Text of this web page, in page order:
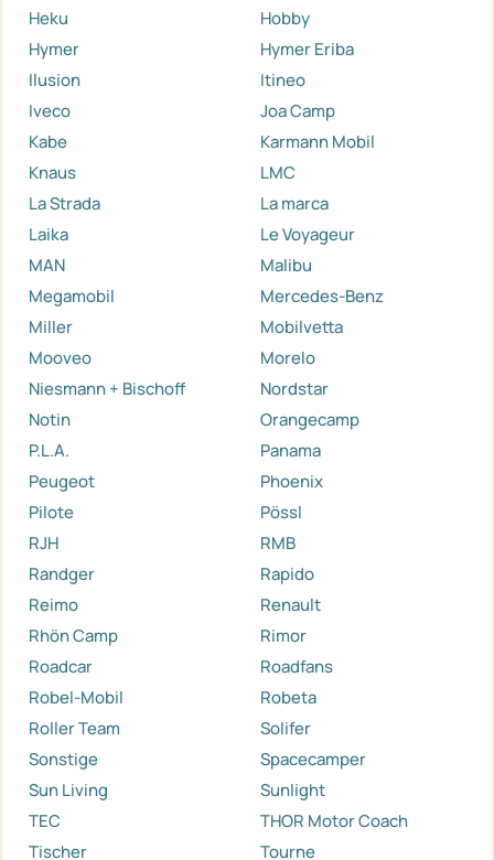
Heku
Hobby
Hymer
Hymer Eriba
Ilusion
Itineo
Iveco
Joa Camp
Kabe
Karmann Mobil
Knaus
LMC
La Strada
La marca
Laika
Le Voyageur
MAN
Malibu
Megamobil
Mercedes-Benz
Miller
Mobilvetta
Mooveo
Morelo
Niesmann + Bischoff
Nordstar
Notin
Orangecamp
P.L.A.
Panama
Peugeot
Phoenix
Pilote
Pössl
RJH
RMB
Randger
Rapido
Reimo
Renault
Rhön Camp
Rimor
Roadcar
Roadfans
Robel-Mobil
Robeta
Roller Team
Solifer
Sonstige
Spacecamper
Sun Living
Sunlight
TEC
THOR Motor Coach
Tischer
Tourne